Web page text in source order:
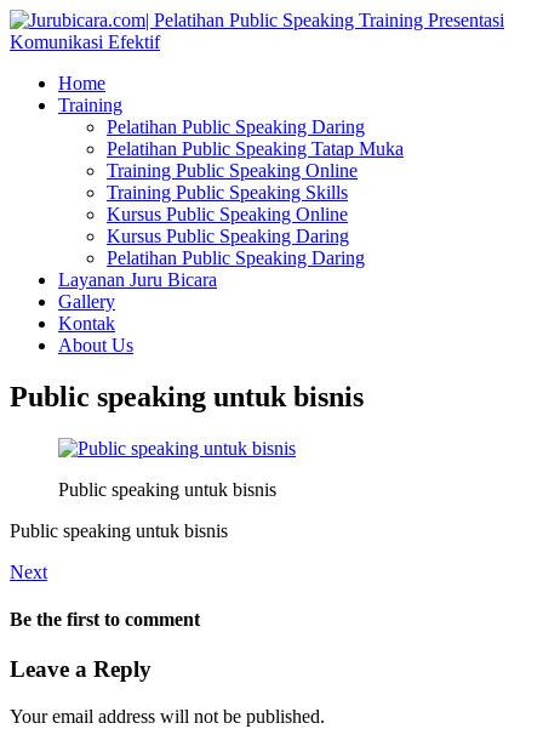
Home
Training
Pelatihan Public Speaking Daring
Pelatihan Public Speaking Tatap Muka
Training Public Speaking Online
Training Public Speaking Skills
Kursus Public Speaking Online
Kursus Public Speaking Daring
Pelatihan Public Speaking Daring
Layanan Juru Bicara
Gallery
Kontak
About Us
Public speaking untuk bisnis
Public speaking untuk bisnis
Public speaking untuk bisnis
Next
Be the first to comment
Leave a Reply
Your email address will not be published.